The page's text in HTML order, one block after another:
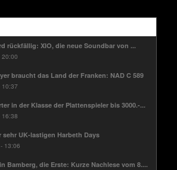
rückfällig: XIO, die neue Soundbar von ...
20:00
braucht das Land der Franken: NAD C 589
10:37
in der Klasse der Plattenspieler bis 3000.-...
16:38
sehr UK-lastigen Harbeth Days
13:06
Bamberg, die Erste: Kurze Nachlese vom 8....